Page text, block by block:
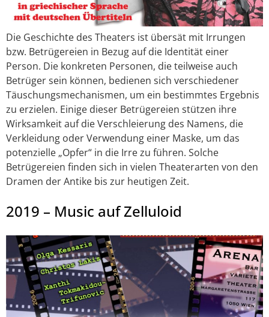
Die Geschichte des Theaters ist übersät mit Irrungen
bzw. Betrügereien in Bezug auf die Identität einer
Person. Die konkreten Personen, die teilweise auch
Betrüger sein können, bedienen sich verschiedener
Täuschungsmechanismen, um ein bestimmtes Ergebnis
zu erzielen. Einige dieser Betrügereien stützen ihre
Wirksamkeit auf die Verschleierung des Namens, die
Verkleidung oder Verwendung einer Maske, um das
potenzielle „Opfer“ in die Irre zu führen. Solche
Betrügereien finden sich in vielen Theaterarten von den
Dramen der Antike bis zur heutigen Zeit.
2019 – Music auf Zelluloid